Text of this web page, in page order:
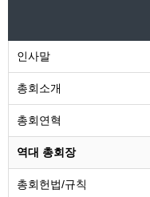
인사말
총회소개
총회연혁
역대 총회장
총회헌법/규칙